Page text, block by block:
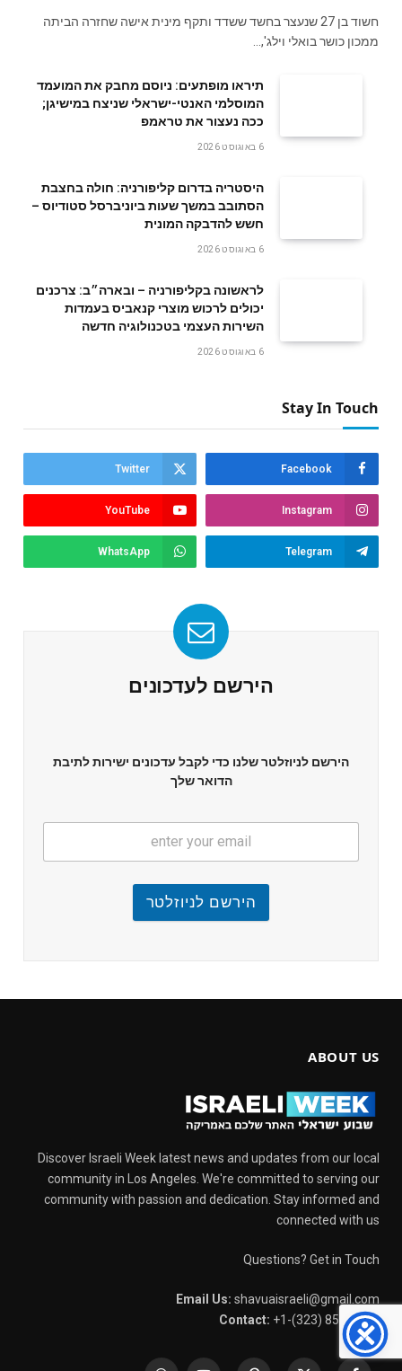
חשוד בן 27 שנעצר בחשד ששדד ותקף מינית אישה שחזרה הביתה
ממכון כושר בואלי וילג',…
תיראו מופתעים: ניוסם מחבק את המועמד
המוסלמי האנטי-ישראלי שניצח במישיגן;
ככה נעצור את טראמפ
6 באוגוסט 2026
היסטריה בדרום קליפורניה: חולה בחצבת
הסתובב במשך שעות ביוניברסל סטודיוס –
חשש להדבקה המונית
6 באוגוסט 2026
לראשונה בקליפורניה – ובארה״ב: צרכנים
יכולים לרכוש מוצרי קנאביס בעמדות
השירות העצמי בטכנולוגיה חדשה
6 באוגוסט 2026
Stay In Touch
Facebook
Twitter
Instagram
YouTube
Telegram
WhatsApp
הירשם לעדכונים
הירשם לניוזלטר שלנו כדי לקבל עדכונים ישירות לתיבת
הדואר שלך
הירשם לניוזלטר
ABOUT US
Discover Israeli Week latest news and updates from our local
community in Los Angeles. We're committed to serving our
community with passion and dedication. Stay informed and
connected with us
Questions? Get in Touch
Email Us: shavuaisraeli@gmail.com
Contact: +1-(323) 852-1202